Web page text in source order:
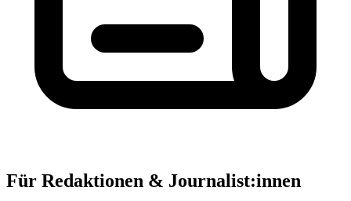
Für Redaktionen & Journalist:innen